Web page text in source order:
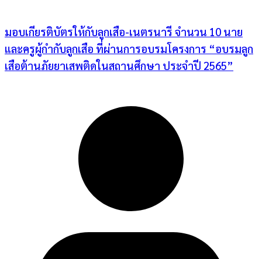
มอบเกียรติบัตรให้กับลูกเสือ-เนตรนารี จำนวน 10 นาย
และครูผู้กำกับลูกเสือ ที่ผ่านการอบรมโครงการ “อบรมลูก
เสือต้านภัยยาเสพติดในสถานศึกษา ประจำปี 2565”